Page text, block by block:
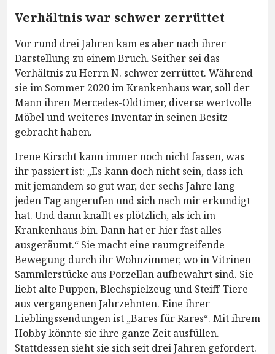
Verhältnis war schwer zerrüttet
Vor rund drei Jahren kam es aber nach ihrer
Darstellung zu einem Bruch. Seither sei das
Verhältnis zu Herrn N. schwer zerrüttet. Während
sie im Sommer 2020 im Krankenhaus war, soll der
Mann ihren Mercedes-Oldtimer, diverse wertvolle
Möbel und weiteres Inventar in seinen Besitz
gebracht haben.
Irene Kirscht kann immer noch nicht fassen, was
ihr passiert ist: „Es kann doch nicht sein, dass ich
mit jemandem so gut war, der sechs Jahre lang
jeden Tag angerufen und sich nach mir erkundigt
hat. Und dann knallt es plötzlich, als ich im
Krankenhaus bin. Dann hat er hier fast alles
ausgeräumt.“ Sie macht eine raumgreifende
Bewegung durch ihr Wohnzimmer, wo in Vitrinen
Sammlerstücke aus Porzellan aufbewahrt sind. Sie
liebt alte Puppen, Blechspielzeug und Steiff-Tiere
aus vergangenen Jahrzehnten. Eine ihrer
Lieblingssendungen ist „Bares für Rares“. Mit ihrem
Hobby könnte sie ihre ganze Zeit ausfüllen.
Stattdessen sieht sie sich seit drei Jahren gefordert.